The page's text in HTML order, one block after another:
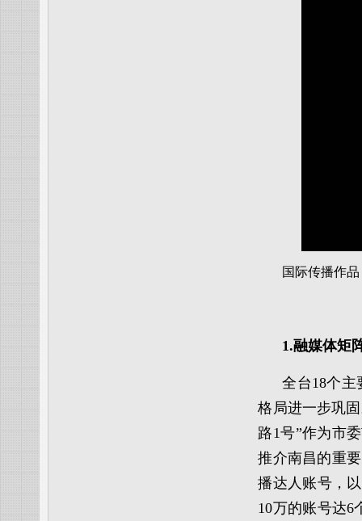
国际传播作
1.融媒体矩
全台18个主
格局进一步巩
路1号”作为市
推介南昌的重
播达人账号，
10万的账号达6